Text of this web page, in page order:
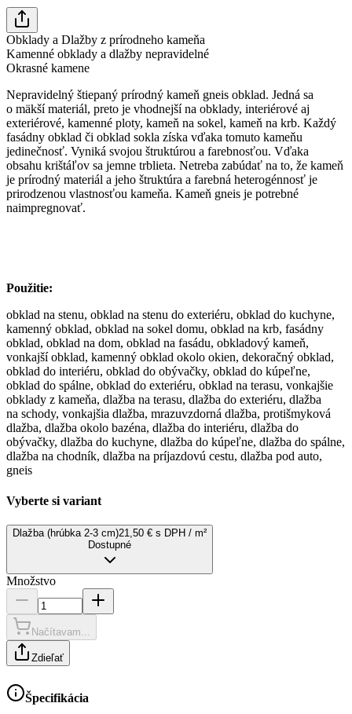
Obklady a Dlažby z prírodneho kameňa
Kamenné obklady a dlažby nepravidelné
Okrasné kamene
Nepravidelný štiepaný prírodný kameň gneis obklad. Jedná sa
o mäkší materiál, preto je vhodnejší na obklady, interiérové aj
exteriérové, kamenné ploty, kameň na sokel, kameň na krb. Každý
fasádny obklad či obklad sokla získa vďaka tomuto kameňu
jedinečnosť. Vyniká svojou štruktúrou a farebnosťou. Vďaka
obsahu krištáľov sa jemne trblieta. Netreba zabúdať na to, že kameň
je prírodný materiál a jeho štruktúra a farebná heterogénnosť je
prirodzenou vlastnosťou kameňa. Kameň gneis je potrebné
naimpregnovať.
Použitie:
obklad na stenu, obklad na stenu do exteriéru, obklad do kuchyne,
kamenný obklad, obklad na sokel domu, obklad na krb, fasádny
obklad, obklad na dom, obklad na fasádu, obkladový kameň,
vonkajší obklad, kamenný obklad okolo okien, dekoračný obklad,
obklad do interiéru, obklad do obývačky, obklad do kúpeľne,
obklad do spálne, obklad do exteriéru, obklad na terasu, vonkajšie
obklady z kameňa, dlažba na terasu, dlažba do exteriéru, dlažba
na schody, vonkajšia dlažba, mrazuvzdorná dlažba, protišmyková
dlažba, dlažba okolo bazéna, dlažba do interiéru, dlažba do
obývačky, dlažba do kuchyne, dlažba do kúpeľne, dlažba do spálne,
dlažba na chodník, dlažba na príjazdovú cestu, dlažba pod auto,
gneis
Vyberte si variant
Dlažba (hrúbka 2-3 cm)21,50 € s DPH / m²
Dostupné
Množstvo
Načítavam...
Zdieľať
Špecifikácia